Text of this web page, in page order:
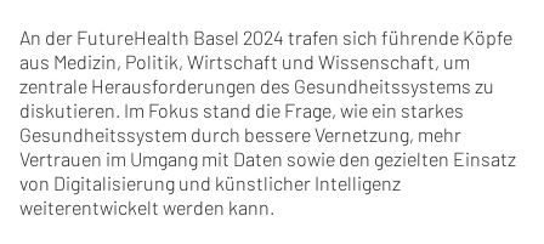
An der FutureHealth Basel 2024 trafen sich führende Köpfe
aus Medizin, Politik, Wirtschaft und Wissenschaft, um
zentrale Herausforderungen des Gesundheitssystems zu
diskutieren. Im Fokus stand die Frage, wie ein starkes
Gesundheitssystem durch bessere Vernetzung, mehr
Vertrauen im Umgang mit Daten sowie den gezielten Einsatz
von Digitalisierung und künstlicher Intelligenz
weiterentwickelt werden kann.